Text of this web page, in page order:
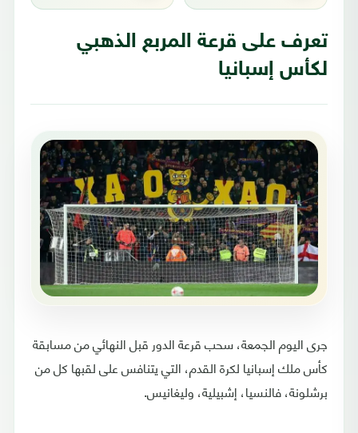
تعرف على قرعة المربع الذهبي
لكأس إسبانيا
جرى اليوم الجمعة، سحب قرعة الدور قبل النهائي من مسابقة
كأس ملك إسبانيا لكرة القدم، التي يتنافس على لقبها كل من
برشلونة، فالنسيا، إشبيلية، وليغانيس.